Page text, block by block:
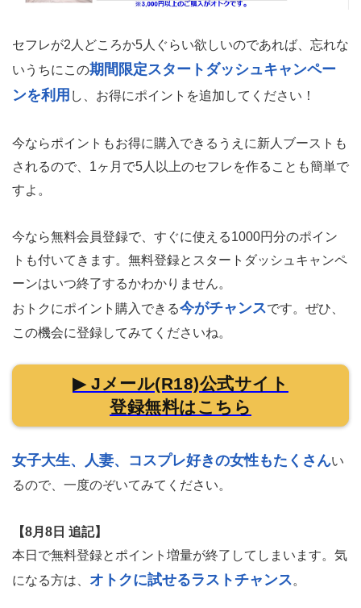
セフレが2人どころか5人ぐらい欲しいのであれば、忘れな
いうちにこの期間限定スタートダッシュキャンペー
ンを利用 し、お得にポイントを追加してください！
今ならポイントもお得に購入できるうえに新人ブーストも
されるので、1ヶ月で5人以上のセフレを作ることも簡単で
すよ。
今なら無料会員登録で、すぐに使える1000円分のポイン
トも付いてきます。 無料登録とスタートダッシュキャンペ
ーンはいつ終了するかわかりません。
おトクにポイント購入できる今がチャンスです。ぜひ、
この機会に登録してみてくださいね。
▶ Jメール(R18)公式サイト
登録無料はこちら
女子大生、人妻、コスプレ好きの女性もたくさんい
るので、一度のぞいてみてください。
【8月8日 追記】
本日で無料登録とポイント増量が終了してしまいます。気
になる方は、 オトクに試せるラストチャンス。